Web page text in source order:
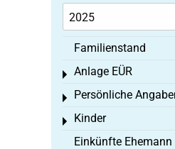
Familienstand
Anlage EÜR
Toggle menu
Persönliche
Toggle menu
Kinder
Toggle menu
Einkünfte Ehemann